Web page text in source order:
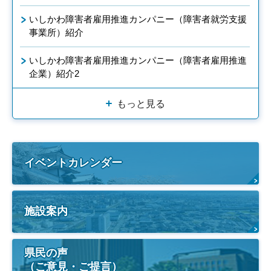
いしかわ障害者雇用推進カンパニー（障害者就労支援
事業所）紹介
いしかわ障害者雇用推進カンパニー（障害者雇用推進
企業）紹介2
もっと見る
イベントカレンダー
施設案内
県民の声
（ご意見・ご提言）